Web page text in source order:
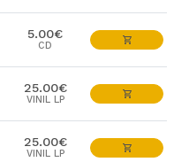
5.00€
CD
25.00€
VINIL LP
25.00€
VINIL LP